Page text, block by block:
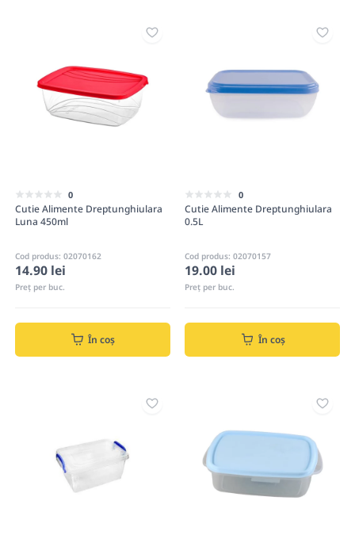
0
Cutie Alimente Dreptunghiulara
Luna 450ml
Cod produs: 02070162
14.90 lei
Preț per buc.
În coș
0
Cutie Alimente Dreptunghiulara
0.5L
Cod produs: 02070157
19.00 lei
Preț per buc.
În coș